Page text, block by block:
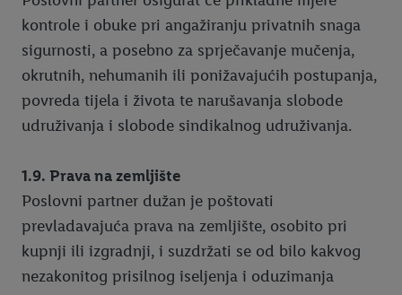
kontrole i obuke pri angažiranju privatnih snaga
sigurnosti, a posebno za sprječavanje mučenja,
okrutnih, nehumanih ili ponižavajućih postupanja,
povreda tijela i života te narušavanja slobode
udruživanja i slobode sindikalnog udruživanja.
1.9. Prava na zemljište
Poslovni partner dužan je poštovati
prevladavajuća prava na zemljište, osobito pri
kupnji ili izgradnji, i suzdržati se od bilo kakvog
nezakonitog prisilnog iseljenja i oduzimanja